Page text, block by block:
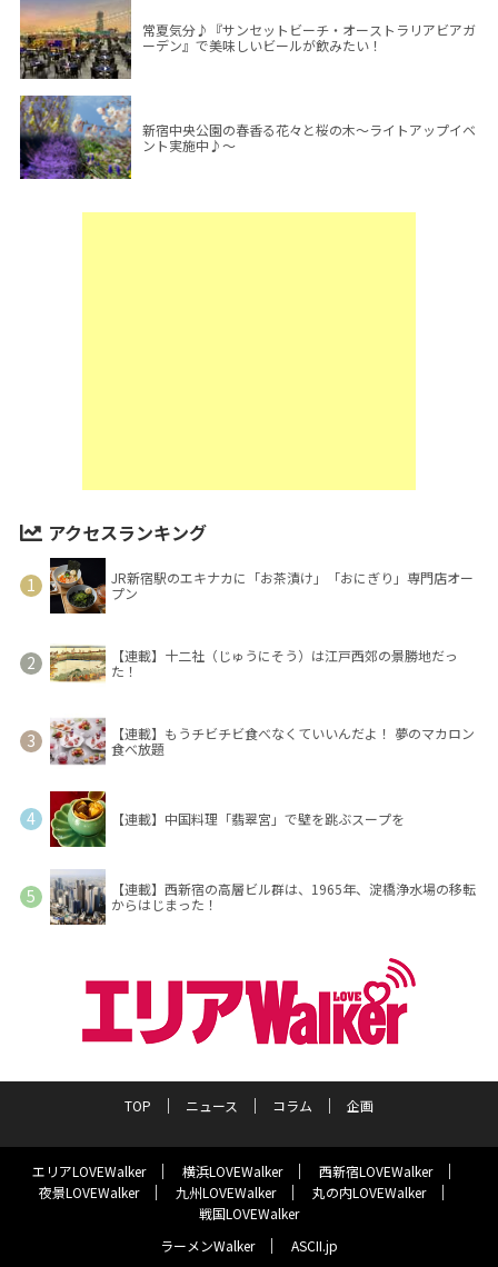
常夏気分♪『サンセットビーチ・オーストラリアビアガ
ーデン』で美味しいビールが飲みたい！
新宿中央公園の春香る花々と桜の木～ライトアップイベ
ント実施中♪～
アクセスランキング
JR新宿駅のエキナカに「お茶漬け」「おにぎり」専門店オー
プン
【連載】十二社（じゅうにそう）は江戸西郊の景勝地だっ
た！
【連載】もうチビチビ食べなくていいんだよ！ 夢のマカロン
食べ放題
【連載】中国料理「翡翠宮」で壁を跳ぶスープを
【連載】西新宿の高層ビル群は、1965年、淀橋浄水場の移転
からはじまった！
TOP ニュース コラム 企画
エリアLOVEWalker 横浜LOVEWalker
西新宿LOVEWalker
夜景LOVEWalker
九州LOVEWalker
丸の内LOVEWalker
戦国LOVEWalker
ラーメンWalker
ASCII.jp